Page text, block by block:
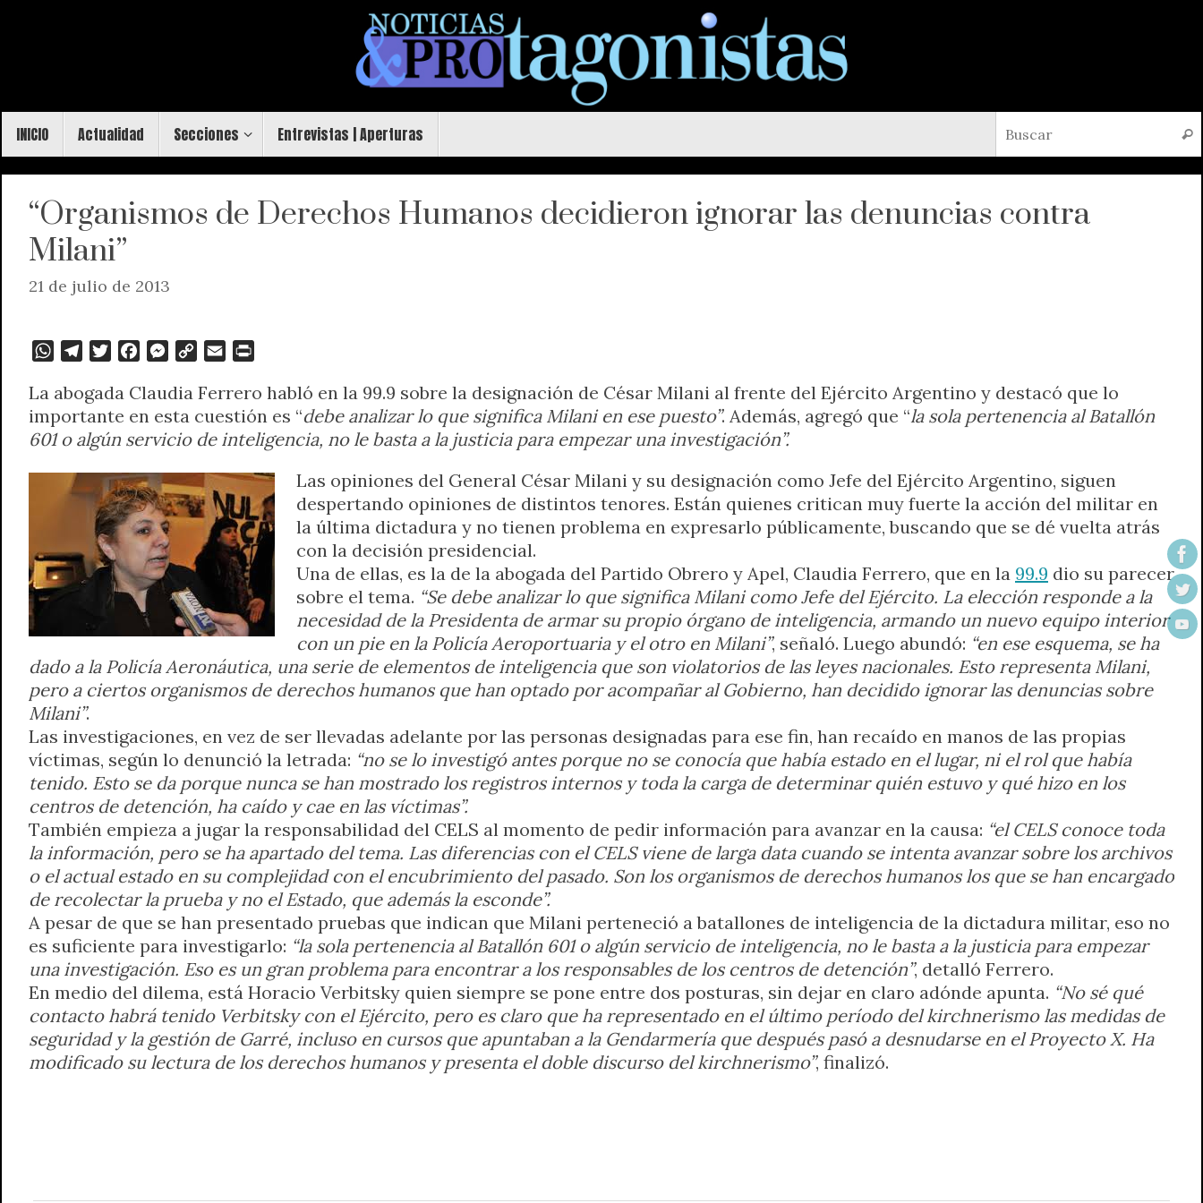
contenido
INICIO Actualidad Secciones Entrevistas | Aperturas
“Organismos de Derechos Humanos decidieron ignorar las denuncias contra
Milani”
21 de julio de 2013
W
a
t
s
l
e
g
m
t
t
r
c
e
b
o
k
M
s
s
e
g
e
r
p
y
L
n
k
a
i
l
i
n
t
r
i
e
n
d
y
La abogada Claudia Ferrero habló en la 99.9 sobre la designación de César Milani al frente del Ejército Argentino y destacó que lo
importante en esta cuestión es “debe analizar lo que significa Milani en ese puesto”. Además, agregó que “la sola pertenencia al Batallón
601 o algún servicio de inteligencia, no le basta a la justicia para empezar una investigación”.
Las opiniones del General César Milani y su designación como Jefe del Ejército Argentino, siguen
despertando opiniones de distintos tenores. Están quienes critican muy fuerte la acción del militar en
la última dictadura y no tienen problema en expresarlo públicamente, buscando que se dé vuelta atrás
con la decisión presidencial.
Una de ellas, es la de la abogada del Partido Obrero y Apel, Claudia Ferrero, que en la 99.9 dio su parecer
sobre el tema. “Se debe analizar lo que significa Milani como Jefe del Ejército. La elección responde a la
necesidad de la Presidenta de armar su propio órgano de inteligencia, armando un nuevo equipo interior
con un pie en la Policía Aeroportuaria y el otro en Milani”, señaló. Luego abundó: “en ese esquema, se ha
dado a la Policía Aeronáutica, una serie de elementos de inteligencia que son violatorios de las leyes nacionales. Esto representa Milani,
pero a ciertos organismos de derechos humanos que han optado por acompañar al Gobierno, han decidido ignorar las denuncias sobre
Milani”.
Las investigaciones, en vez de ser llevadas adelante por las personas designadas para ese fin, han recaído en manos de las propias
víctimas, según lo denunció la letrada: “no se lo investigó antes porque no se conocía que había estado en el lugar, ni el rol que había
tenido. Esto se da porque nunca se han mostrado los registros internos y toda la carga de determinar quién estuvo y qué hizo en los
centros de detención, ha caído y cae en las víctimas”.
También empieza a jugar la responsabilidad del CELS al momento de pedir información para avanzar en la causa: “el CELS conoce toda
la información, pero se ha apartado del tema. Las diferencias con el CELS viene de larga data cuando se intenta avanzar sobre los archivos
o el actual estado en su complejidad con el encubrimiento del pasado. Son los organismos de derechos humanos los que se han encargado
de recolectar la prueba y no el Estado, que además la esconde”.
A pesar de que se han presentado pruebas que indican que Milani perteneció a batallones de inteligencia de la dictadura militar, eso no
es suficiente para investigarlo: “la sola pertenencia al Batallón 601 o algún servicio de inteligencia, no le basta a la justicia para empezar
una investigación. Eso es un gran problema para encontrar a los responsables de los centros de detención”, detalló Ferrero.
En medio del dilema, está Horacio Verbitsky quien siempre se pone entre dos posturas, sin dejar en claro adónde apunta. “No sé qué
contacto habrá tenido Verbitsky con el Ejército, pero es claro que ha representado en el último período del kirchnerismo las medidas de
seguridad y la gestión de Garré, incluso en cursos que apuntaban a la Gendarmería que después pasó a desnudarse en el Proyecto X. Ha
modificado su lectura de los derechos humanos y presenta el doble discurso del kirchnerismo”, finalizó.